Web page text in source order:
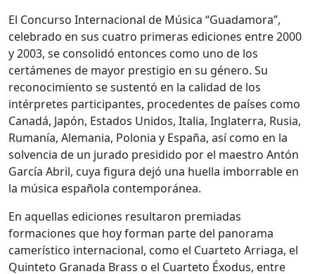
El Concurso Internacional de Música “Guadamora”,
celebrado en sus cuatro primeras ediciones entre 2000
y 2003, se consolidó entonces como uno de los
certámenes de mayor prestigio en su género. Su
reconocimiento se sustentó en la calidad de los
intérpretes participantes, procedentes de países como
Canadá, Japón, Estados Unidos, Italia, Inglaterra, Rusia,
Rumanía, Alemania, Polonia y España, así como en la
solvencia de un jurado presidido por el maestro Antón
García Abril, cuya figura dejó una huella imborrable en
la música española contemporánea.
En aquellas ediciones resultaron premiadas
formaciones que hoy forman parte del panorama
camerístico internacional, como el Cuarteto Arriaga, el
Quinteto Granada Brass o el Cuarteto Éxodus, entre